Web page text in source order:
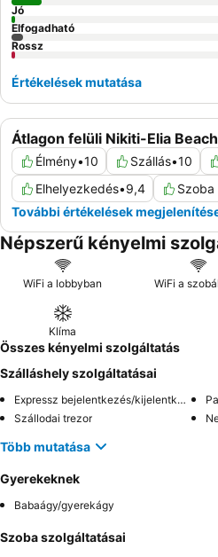
Átlagon felüli Nikiti-Elia
Élmény•10 Szállás•10
Elhelyezkedés•9,4 Szoba
További értékelések
Jó
Elfogadható
Rossz
Értékelések mutatása
Népszerű kényelmi
WiFi a lobbyban WiFi a
Klíma
Összes kényelmi szolgáltatás
Szálláshely szolgáltatásai
Expressz bejelentkezés/kijelentkezés
Szállodai trezor
Több mutatása
Gyerekeknek
Babaágy/gyerekágy
Szoba szolgáltatásai